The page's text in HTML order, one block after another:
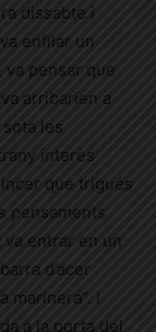
dissabte i
enfilar un
va pensar que
arribarien a
les
interès
que trigués
pensaments
entrar en un
d’acer
I
a la porta del